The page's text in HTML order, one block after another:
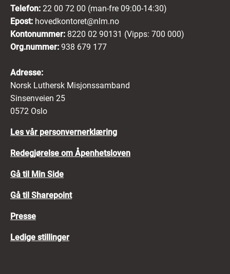
Telefon: 22 00 72 00 (man-fre 09:00-14:30)
Epost: hovedkontoret@nlm.no
Kontonummer: 8220 02 90131 (Vipps: 700 000)
Org.nummer: 938 679 177
Adresse:
Norsk Luthersk Misjonssamband
Sinsenveien 25
0572 Oslo
Les vår personvernerklæring
Redegjørelse om Åpenhetsloven
Gå til Min Side
Gå til Sharepoint
Presse
Ledige stillinger